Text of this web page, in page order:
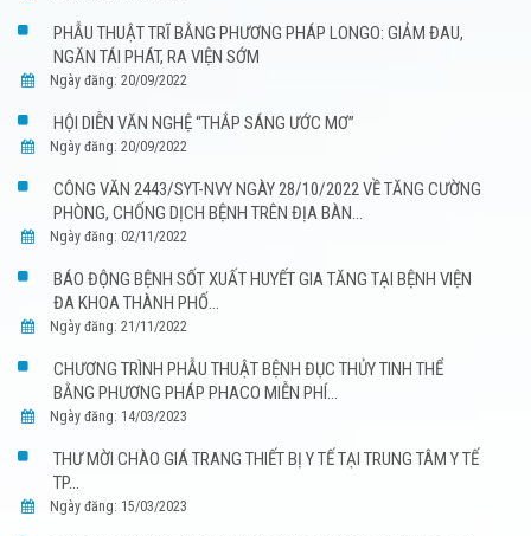
PHẪU THUẬT TRĨ BẰNG PHƯƠNG PHÁP LONGO: GIẢM ĐAU,
NGĂN TÁI PHÁT, RA VIỆN SỚM
Ngày đăng: 20/09/2022
HỘI DIỄN VĂN NGHỆ “THẮP SÁNG ƯỚC MƠ”
Ngày đăng: 20/09/2022
CÔNG VĂN 2443/SYT-NVY NGÀY 28/10/2022 VỀ TĂNG CƯỜNG
PHÒNG, CHỐNG DỊCH BỆNH TRÊN ĐỊA BÀN...
Ngày đăng: 02/11/2022
BÁO ĐỘNG BỆNH SỐT XUẤT HUYẾT GIA TĂNG TẠI BỆNH VIỆN
ĐA KHOA THÀNH PHỐ...
Ngày đăng: 21/11/2022
CHƯƠNG TRÌNH PHẪU THUẬT BỆNH ĐỤC THỦY TINH THỂ
BẰNG PHƯƠNG PHÁP PHACO MIỄN PHÍ...
Ngày đăng: 14/03/2023
THƯ MỜI CHÀO GIÁ TRANG THIẾT BỊ Y TẾ TẠI TRUNG TÂM Y TẾ
TP...
Ngày đăng: 15/03/2023